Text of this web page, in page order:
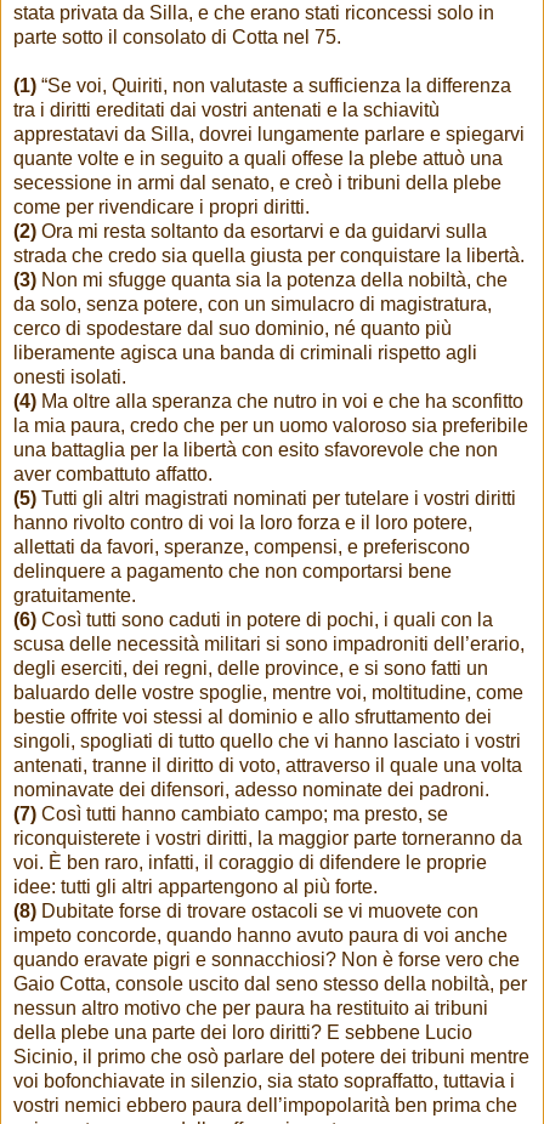
stata privata da Silla, e che erano stati riconcessi solo in
parte sotto il consolato di Cotta nel 75.
(1) “Se voi, Quiriti, non valutaste a sufficienza la differenza
tra i diritti ereditati dai vostri antenati e la schiavitù
apprestatavi da Silla, dovrei lungamente parlare e spiegarvi
quante volte e in seguito a quali offese la plebe attuò una
secessione in armi dal senato, e creò i tribuni della plebe
come per rivendicare i propri diritti.
(2) Ora mi resta soltanto da esortarvi e da guidarvi sulla
strada che credo sia quella giusta per conquistare la libertà.
(3) Non mi sfugge quanta sia la potenza della nobiltà, che
da solo, senza potere, con un simulacro di magistratura,
cerco di spodestare dal suo dominio, né quanto più
liberamente agisca una banda di criminali rispetto agli
onesti isolati.
(4) Ma oltre alla speranza che nutro in voi e che ha sconfitto
la mia paura, credo che per un uomo valoroso sia preferibile
una battaglia per la libertà con esito sfavorevole che non
aver combattuto affatto.
(5) Tutti gli altri magistrati nominati per tutelare i vostri diritti
hanno rivolto contro di voi la loro forza e il loro potere,
allettati da favori, speranze, compensi, e preferiscono
delinquere a pagamento che non comportarsi bene
gratuitamente.
(6) Così tutti sono caduti in potere di pochi, i quali con la
scusa delle necessità militari si sono impadroniti dell’erario,
degli eserciti, dei regni, delle province, e si sono fatti un
baluardo delle vostre spoglie, mentre voi, moltitudine, come
bestie offrite voi stessi al dominio e allo sfruttamento dei
singoli, spogliati di tutto quello che vi hanno lasciato i vostri
antenati, tranne il diritto di voto, attraverso il quale una volta
nominavate dei difensori, adesso nominate dei padroni.
(7) Così tutti hanno cambiato campo; ma presto, se
riconquisterete i vostri diritti, la maggior parte torneranno da
voi. È ben raro, infatti, il coraggio di difendere le proprie
idee: tutti gli altri appartengono al più forte.
(8) Dubitate forse di trovare ostacoli se vi muovete con
impeto concorde, quando hanno avuto paura di voi anche
quando eravate pigri e sonnacchiosi? Non è forse vero che
Gaio Cotta, console uscito dal seno stesso della nobiltà, per
nessun altro motivo che per paura ha restituito ai tribuni
della plebe una parte dei loro diritti? E sebbene Lucio
Sicinio, il primo che osò parlare del potere dei tribuni mentre
voi bofonchiavate in silenzio, sia stato sopraffatto, tuttavia i
vostri nemici ebbero paura dell’impopolarità ben prima che